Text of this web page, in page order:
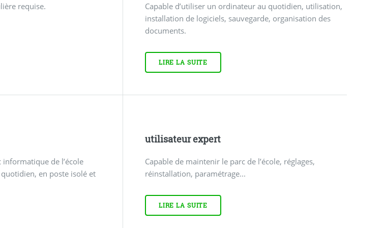
requise.
Capable d’utiliser un ordinateur au quotidien, utilisation,
installation de logiciels, sauvegarde, organisation des
documents.
LIRE LA SUITE
informatique de l’école
en poste isolé et
utilisateur expert
Capable de maintenir le parc de l’école, réglages,
réinstallation, paramétrage...
LIRE LA SUITE